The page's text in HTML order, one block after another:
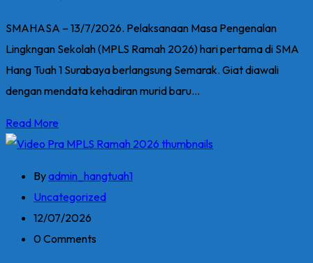
SMAHASA – 13/7/2026. Pelaksanaan Masa Pengenalan
Lingkngan Sekolah (MPLS Ramah 2026) hari pertama di SMA
Hang Tuah 1 Surabaya berlangsung Semarak. Giat diawali
dengan mendata kehadiran murid baru...
Read More
Byadmin_hangtuah1
Uncategorized
12/07/2026
0 Comments